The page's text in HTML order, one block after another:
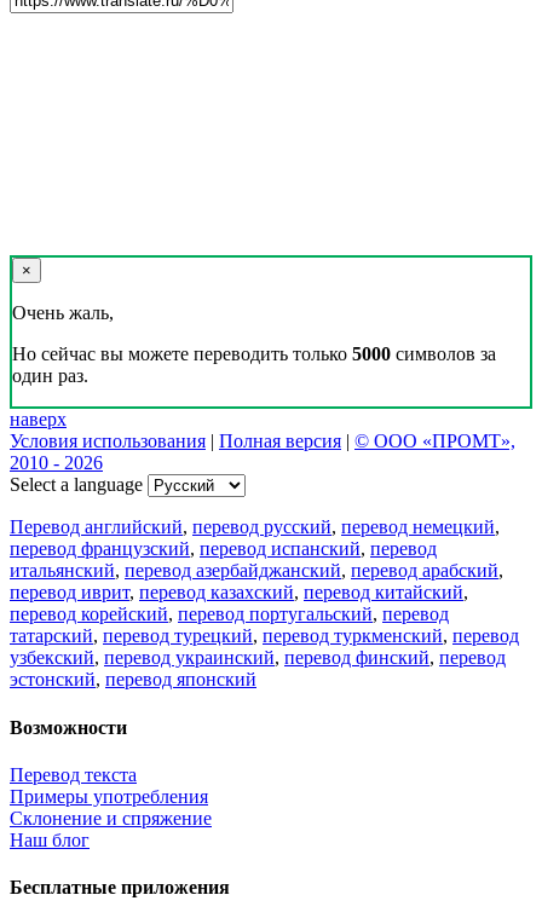
×
Очень жаль,
Но сейчас вы можете переводить только 5000 символов за
один раз.
наверх
Условия использования | Полная версия | © ООО «ПРОМТ»,
2010 - 2026
Select a language
Перевод английский, перевод русский, перевод немецкий,
перевод французский, перевод испанский, перевод
итальянский, перевод азербайджанский, перевод арабский,
перевод иврит, перевод казахский, перевод китайский,
перевод корейский, перевод португальский, перевод
татарский, перевод турецкий, перевод туркменский, перевод
узбекский, перевод украинский, перевод финский, перевод
эстонский, перевод японский
Возможности
Перевод текста
Примеры употребления
Склонение и спряжение
Наш блог
Бесплатные приложения